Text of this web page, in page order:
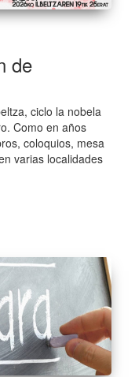
de
ciclo la nobela
Como en años
coloquios, mesa
varias localidades